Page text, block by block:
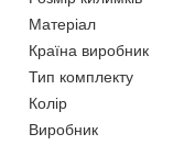
Матеріал
Країна виробник
Тип комплекту
Колір
Виробник